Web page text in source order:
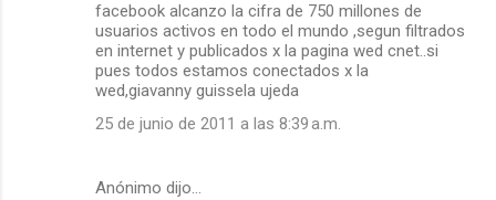
facebook alcanzo la cifra de 750 millones de
usuarios activos en todo el mundo ,segun filtrados
en internet y publicados x la pagina wed cnet..si
pues todos estamos conectados x la
wed,giavanny guissela ujeda
25 de junio de 2011 a las 8:39 a.m.
Anónimo dijo…